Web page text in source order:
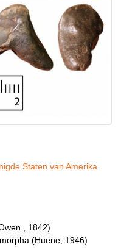
Staten van Amerika
, 1842)
(Huene, 1946)